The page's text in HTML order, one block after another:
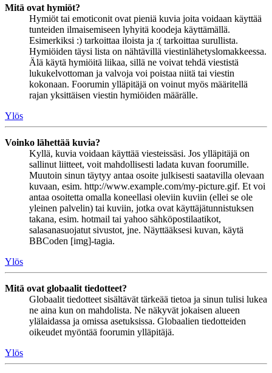
Mitä ovat hymiöt?
Hymiöt tai emoticonit ovat pieniä kuvia joita voidaan käyttää
tunteiden ilmaisemiseen lyhyitä koodeja käyttämällä.
Esimerkiksi :) tarkoittaa iloista ja :( tarkoittaa surullista.
Hymiöiden täysi lista on nähtävillä viestinlähetyslomakkeessa.
Älä käytä hymiöitä liikaa, sillä ne voivat tehdä viestistä
lukukelvottoman ja valvoja voi poistaa niitä tai viestin
kokonaan. Foorumin ylläpitäjä on voinut myös määritellä
rajan yksittäisen viestin hymiöiden määrälle.
Ylös
Voinko lähettää kuvia?
Kyllä, kuvia voidaan käyttää viesteissäsi. Jos ylläpitäjä on
sallinut liitteet, voit mahdollisesti ladata kuvan foorumille.
Muutoin sinun täytyy antaa osoite julkisesti saatavilla olevaan
kuvaan, esim. http://www.example.com/my-picture.gif. Et voi
antaa osoitetta omalla koneellasi oleviin kuviin (ellei se ole
yleinen palvelin) tai kuviin, jotka ovat käyttäjätunnistuksen
takana, esim. hotmail tai yahoo sähköpostilaatikot,
salasanasuojatut sivustot, jne. Näyttääksesi kuvan, käytä
BBCoden [img]-tagia.
Ylös
Mitä ovat globaalit tiedotteet?
Globaalit tiedotteet sisältävät tärkeää tietoa ja sinun tulisi lukea
ne aina kun on mahdolista. Ne näkyvät jokaisen alueen
ylälaidassa ja omissa asetuksissa. Globaalien tiedotteiden
oikeudet myöntää foorumin ylläpitäjä.
Ylös